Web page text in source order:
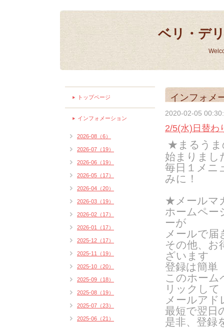
ベリ・デ
インフォメ
2020-02-05
2/5(水)日替わ
★まるうま
始まりまし
毎日１メニ
みに！
★メールマ
ホームペー
ーが
メールで届
その他、お
ざいます
登録は簡単
このホーム
リックして
メールア
最短で翌日
是非、登録
トップページ
インフォメーション
2026-08（6）
2026-07（19）
2026-06（19）
2026-05（17）
2026-04（20）
2026-03（19）
2026-02（17）
2026-01（17）
2025-12（17）
2025-11（19）
2025-10（20）
2025-09（18）
2025-08（19）
2025-07（23）
2025-06（21）